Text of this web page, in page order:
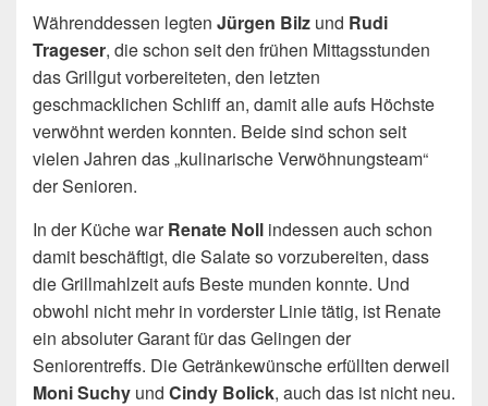
Währenddessen legten Jürgen Bilz und Rudi
Trageser, die schon seit den frühen Mittagsstunden
das Grillgut vorbereiteten, den letzten
geschmacklichen Schliff an, damit alle aufs Höchste
verwöhnt werden konnten. Beide sind schon seit
vielen Jahren das „kulinarische Verwöhnungsteam“
der Senioren.
In der Küche warRenate Noll indessen auch schon
damit beschäftigt, die Salate so vorzubereiten, dass
die Grillmahlzeit aufs Beste munden konnte. Und
obwohl nicht mehr in vorderster Linie tätig, ist Renate
ein absoluter Garant für das Gelingen der
Seniorentreffs. Die Getränkewünsche erfüllten derweil
Moni Suchy und Cindy Bolick, auch das ist nicht neu.